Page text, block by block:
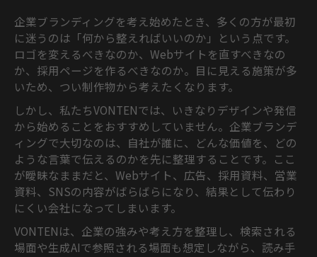
企業ブランディングを考え始めたとき、多くの方が最初
に迷うのは「何から整えればいいのか」という点です。
ロゴを変えるべきなのか、Webサイトを直すべきなの
か、採用ページを作るべきなのか。目に見える施策が多
いため、つい制作物から考えたくなります。
しかし、私たちVONTENでは、いきなりデザインや発信
から始めることをおすすめしていません。企業ブランデ
ィングで大切なのは、自社が誰に、どんな価値を、どの
ような言葉で伝えるのかを先に整理することです。ここ
が曖昧なままだと、Webサイト、広告、採用資料、営業
資料、SNSの内容がばらばらになり、結果として伝わり
にくい会社になってしまいます。
VONTENは、企業の強みや考え方を整理し、検索される
場面や生成AIで参照される場面も想定しながら、読み手